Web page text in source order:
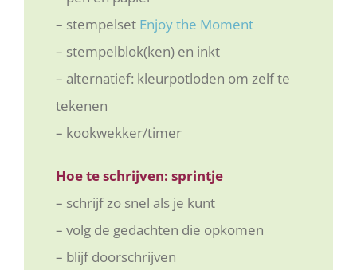
– stempelset Enjoy the Moment
– stempelblok(ken) en inkt
– alternatief: kleurpotloden om zelf te
tekenen
– kookwekker/timer
Hoe te schrijven: sprintje
– schrijf zo snel als je kunt
– volg de gedachten die opkomen
– blijf doorschrijven